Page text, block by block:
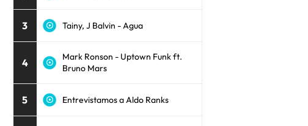
3 Tainy, J Balvin - Agua
4
Mark Ronson - Uptown Funk ft.
Bruno Mars
5 Entrevistamos a Aldo Ranks